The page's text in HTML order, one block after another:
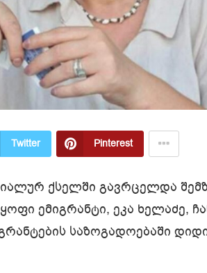
Twitter Pinterest
ქსელში გავრცელდა
ემიგრანტი, ეკა ხელაძე,
საზოგადოებაში